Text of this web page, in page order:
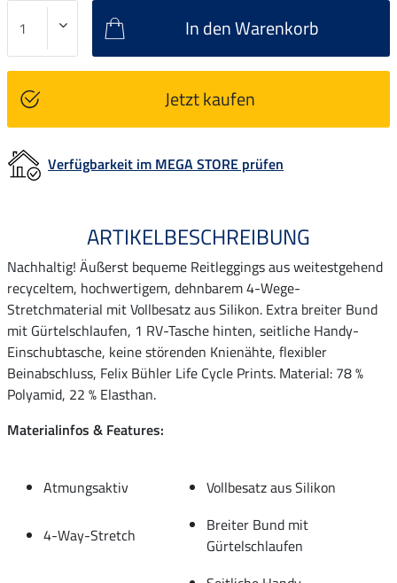
In den Warenkorb
Jetzt kaufen
Verfügbarkeit im MEGA STORE prüfen
ARTIKELBESCHREIBUNG
Nachhaltig! Äußerst bequeme Reitleggings aus weitestgehend
recyceltem, hochwertigem, dehnbarem 4-Wege-
Stretchmaterial mit Vollbesatz aus Silikon. Extra breiter Bund
mit Gürtelschlaufen, 1 RV-Tasche hinten, seitliche Handy-
Einschubtasche, keine störenden Knienähte, flexibler
Beinabschluss, Felix Bühler Life Cycle Prints. Material: 78 %
Polyamid, 22 % Elasthan.
Materialinfos & Features:
Atmungsaktiv Vollbesatz aus Silikon
4-Way-Stretch
Breiter Bund mit
Gürtelschlaufen